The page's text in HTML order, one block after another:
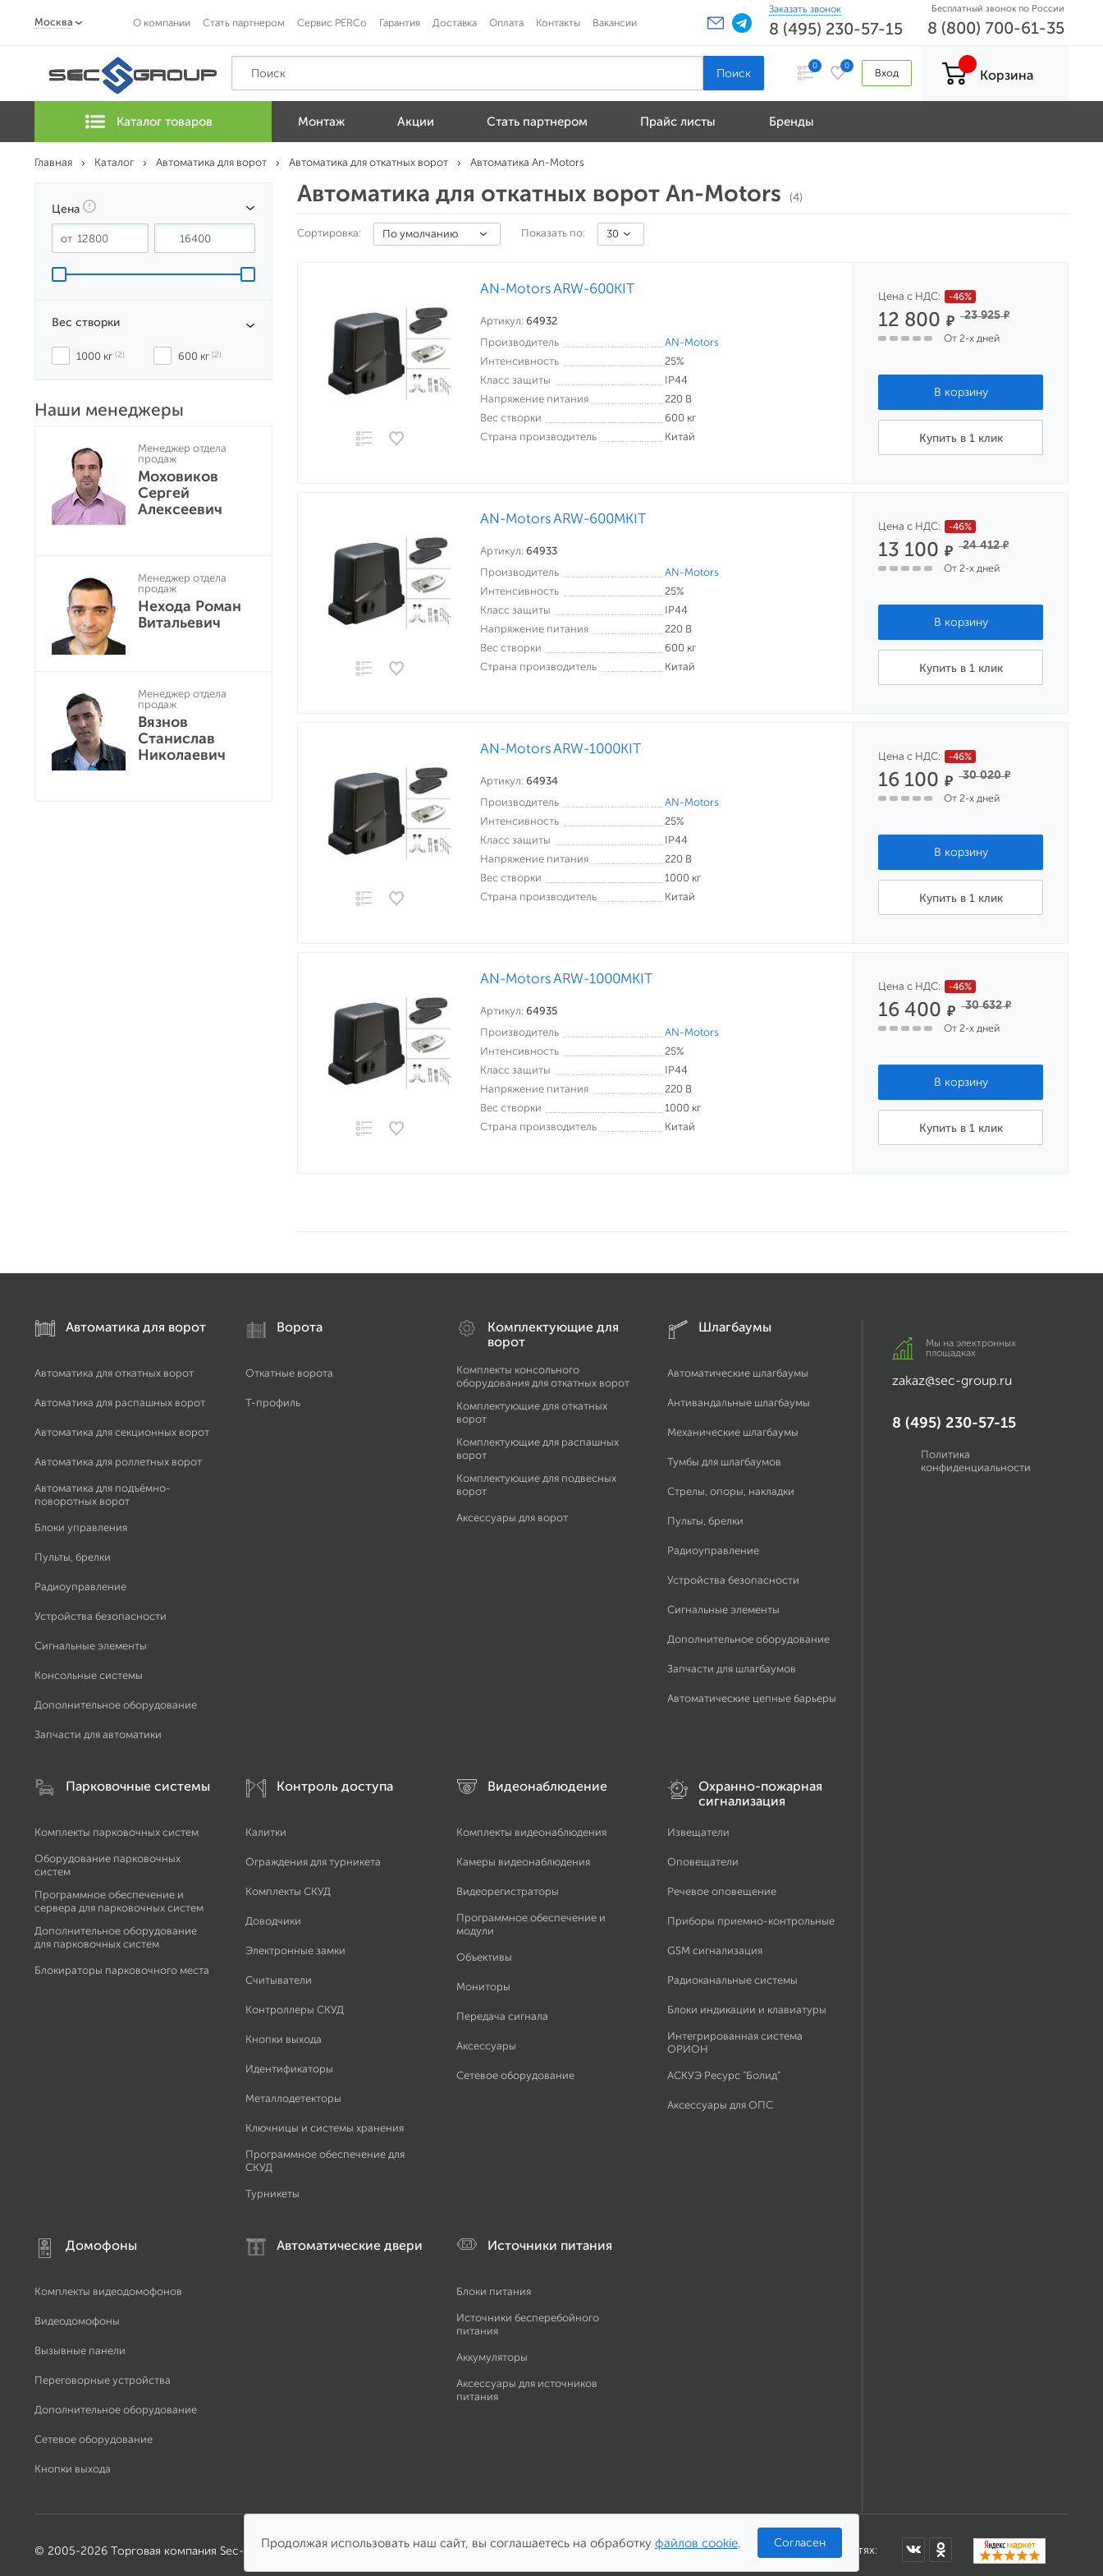
Москва О компании Стать партнером Сервис PERCo Гарантия Доставка Оплата Контакты Вакансии
Заказать звонок
8 (495) 230-57-15
Бесплатный звонок по России
8 (800) 700-61-35
0 0
Вход Корзина
Каталог товаров Монтаж Акции Стать партнером Прайс листы Бренды
Главная Каталог Автоматика для ворот Автоматика для откатных ворот Автоматика An-Motors
Цена
Вес створки
1000 кг (2) 600 кг (2)
Наши менеджеры
Менеджер отдела
продаж
Моховиков
Сергей
Алексеевич
Менеджер отдела
продаж
Нехода Роман
Витальевич
Менеджер отдела
продаж
Вязнов
Станислав
Николаевич
Автоматика для откатных ворот An-Motors (4)
Сортировка: По умолчанию Показать по: 30
AN-Motors ARW-600KIT
Артикул: 64932
Производитель
AN-Motors
Интенсивность
25%
Класс защиты
IP44
Напряжение питания
220 В
Вес створки
600 кг
Страна производитель
Китай
Цена с НДС: -46%
12 800₽ 23 925₽
От 2-х дней
Купить в 1 клик
AN-Motors ARW-600MKIT
Артикул: 64933
Производитель
AN-Motors
Интенсивность
25%
Класс защиты
IP44
Напряжение питания
220 В
Вес створки
600 кг
Страна производитель
Китай
Цена с НДС: -46%
13 100₽ 24 412₽
От 2-х дней
Купить в 1 клик
AN-Motors ARW-1000KIT
Артикул: 64934
Производитель
AN-Motors
Интенсивность
25%
Класс защиты
IP44
Напряжение питания
220 В
Вес створки
1000 кг
Страна производитель
Китай
Цена с НДС: -46%
16 100₽ 30 020₽
От 2-х дней
Купить в 1 клик
AN-Motors ARW-1000MKIT
Артикул: 64935
Производитель
AN-Motors
Интенсивность
25%
Класс защиты
IP44
Напряжение питания
220 В
Вес створки
1000 кг
Страна производитель
Китай
Цена с НДС: -46%
16 400₽ 30 632₽
От 2-х дней
Купить в 1 клик
Автоматика для ворот
Автоматика для откатных ворот
Автоматика для распашных ворот
Автоматика для секционных ворот
Автоматика для роллетных ворот
Автоматика для подъёмно-
поворотных ворот
Блоки управления
Пульты, брелки
Радиоуправление
Устройства безопасности
Сигнальные элементы
Консольные системы
Дополнительное оборудование
Запчасти для автоматики
Ворота
Откатные ворота
Т-профиль
Комплектующие для
ворот
Комплекты консольного
оборудования для откатных ворот
Комплектующие для откатных
ворот
Комплектующие для распашных
ворот
Комплектующие для подвесных
ворот
Аксессуары для ворот
Шлагбаумы
Автоматические шлагбаумы
Антивандальные шлагбаумы
Механические шлагбаумы
Тумбы для шлагбаумов
Стрелы, опоры, накладки
Пульты, брелки
Радиоуправление
Устройства безопасности
Сигнальные элементы
Дополнительное оборудование
Запчасти для шлагбаумов
Автоматические цепные барьеры
Парковочные системы
Комплекты парковочных систем
Оборудование парковочных
систем
Программное обеспечение и
сервера для парковочных систем
Дополнительное оборудование
для парковочных систем
Блокираторы парковочного места
Контроль доступа
Калитки
Ограждения для турникета
Комплекты СКУД
Доводчики
Электронные замки
Считыватели
Контроллеры СКУД
Кнопки выхода
Идентификаторы
Металлодетекторы
Ключницы и системы хранения
Программное обеспечение для
СКУД
Турникеты
Видеонаблюдение
Комплекты видеонаблюдения
Камеры видеонаблюдения
Видеорегистраторы
Программное обеспечение и
модули
Объективы
Мониторы
Передача сигнала
Аксессуары
Сетевое оборудование
Охранно-пожарная
сигнализация
Извещатели
Оповещатели
Речевое оповещение
Приборы приемно-контрольные
GSM сигнализация
Радиоканальные системы
Блоки индикации и клавиатуры
Интегрированная система
ОРИОН
АСКУЭ Ресурс "Болид"
Аксессуары для ОПС
Домофоны
Комплекты видеодомофонов
Видеодомофоны
Вызывные панели
Переговорные устройства
Дополнительное оборудование
Сетевое оборудование
Кнопки выхода
Автоматические двери Источники питания
Блоки питания
Источники бесперебойного
питания
Аккумуляторы
Аксессуары для источников
питания
Мы на электронных
площадках
zakaz@sec-group.ru
8 (495) 230-57-15
Политика
конфиденциальности
© 2005-2026 Торговая компания Sec-Group Способы оплаты: Мы в соцсетях:
Продолжая использовать наш сайт, вы соглашаетесь на обработку файлов cookie. Согласен